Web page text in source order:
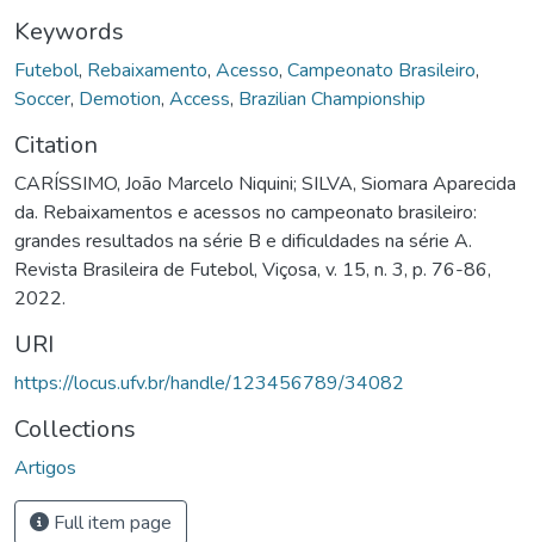
Keywords
Futebol, Rebaixamento, Acesso, Campeonato Brasileiro,
Soccer, Demotion, Access, Brazilian Championship
Citation
CARÍSSIMO, João Marcelo Niquini; SILVA, Siomara Aparecida
da. Rebaixamentos e acessos no campeonato brasileiro:
grandes resultados na série B e dificuldades na série A.
Revista Brasileira de Futebol, Viçosa, v. 15, n. 3, p. 76-86,
2022.
URI
https://locus.ufv.br/handle/123456789/34082
Collections
Artigos
Full item page